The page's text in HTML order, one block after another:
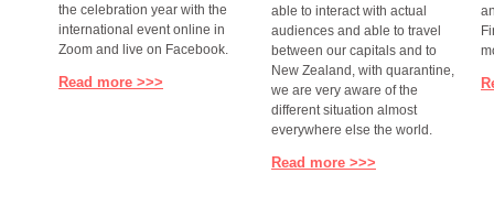
the celebration year with the
international event online in
Zoom and live on Facebook.
Read more >>>
able to interact with actual
audiences and able to travel
between our capitals and to
New Zealand, with quarantine,
we are very aware of the
different situation almost
everywhere else the world.
Read more >>>